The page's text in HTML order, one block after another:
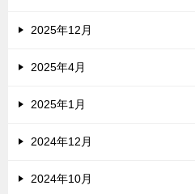
2025年12月
2025年4月
2025年1月
2024年12月
2024年10月